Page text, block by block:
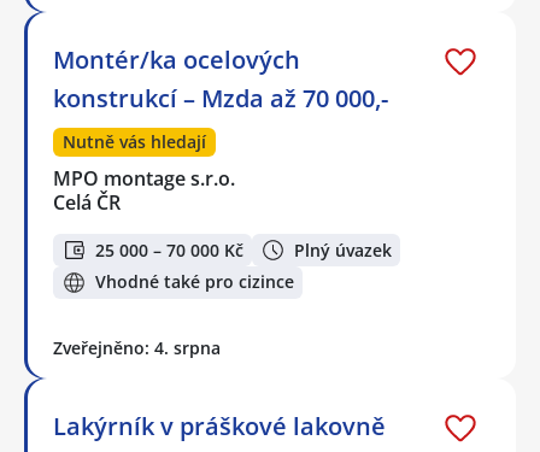
Montér/ka ocelových
konstrukcí – Mzda až 70 000,-
Nutně vás hledají
MPO montage s.r.o.
Celá ČR
25 000 – 70 000 Kč
Plný úvazek
Vhodné také pro cizince
Zveřejněno: 4. srpna
Lakýrník v práškové lakovně